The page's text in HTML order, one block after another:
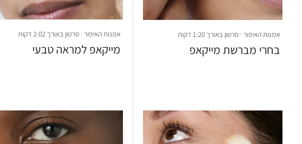
אמנות האיפור · סרטון באורך 1:20 דקות
בחרי מברשת מייקאפ
אמנות האיפור · סרטון באורך 2:02 דקות
מייקאפ למראה טבעי